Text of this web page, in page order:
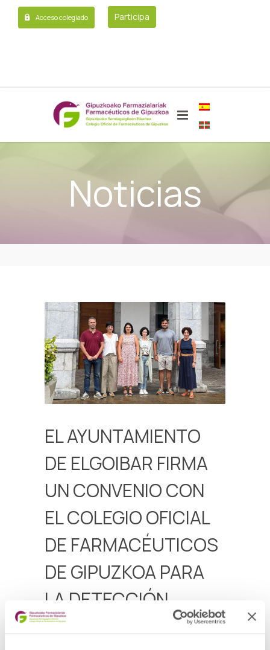
Acceso colegiado Participa
Noticias
EL AYUNTAMIENTO
DE ELGOIBAR FIRMA
UN CONVENIO CON
EL COLEGIO OFICIAL
DE FARMACÉUTICOS
DE GIPUZKOA PARA
LA DETECCIÓN
SOCIOSANITARIA